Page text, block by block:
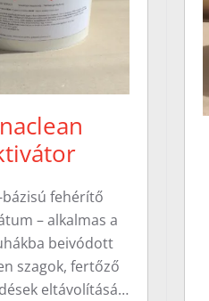
bázisú fehérítő
– alkalmas a
beivódott
szagok, fertőző
eltávolításá…